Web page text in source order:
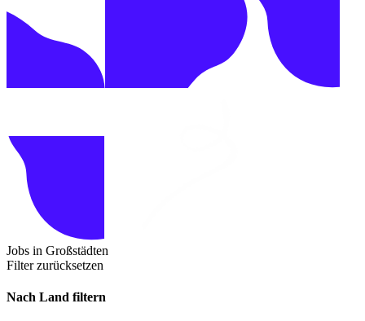
Jobs in Großstädten
Filter zurücksetzen
Nach Land filtern